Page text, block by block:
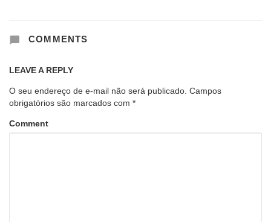
COMMENTS
LEAVE A REPLY
O seu endereço de e-mail não será publicado. Campos
obrigatórios são marcados com *
Comment